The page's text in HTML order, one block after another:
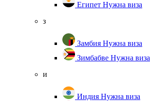
Египет Нужна виза
з
Замбия Нужна виза
Зимбабве Нужна виза
и
Индия Нужна виза